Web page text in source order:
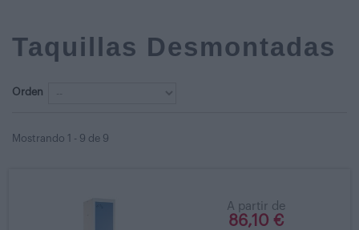
Taquillas Desmontadas
Orden
Mostrando 1 - 9 de 9
A partir de
86,10 €